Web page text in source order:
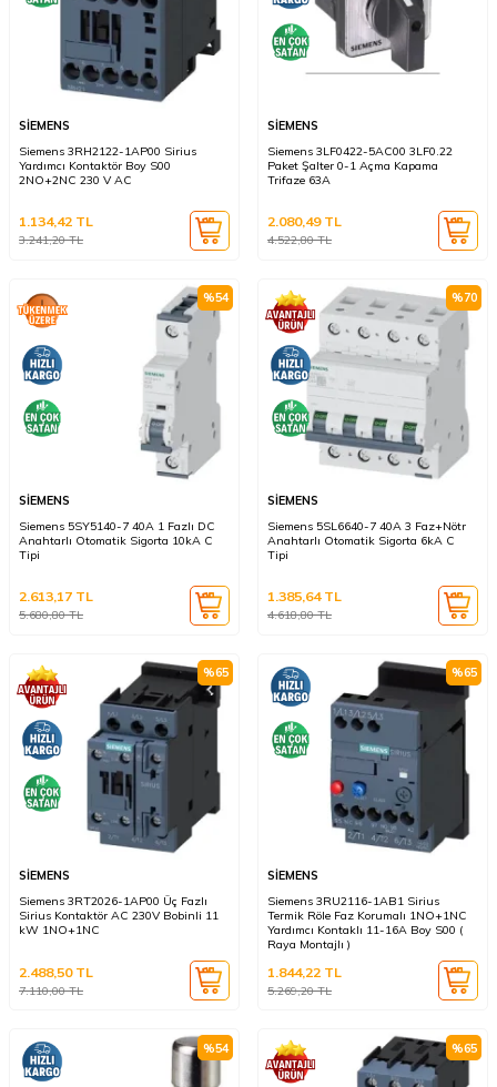
SİEMENS
Siemens 3RH2122-1AP00 Sirius
Yardımcı Kontaktör Boy S00
2NO+2NC 230 V AC
3.241,20TL
1.134,42 TL
SİEMENS
Siemens 3LF0422-5AC00 3LF0.22
Paket Şalter 0-1 Açma Kapama
Trifaze 63A
4.522,80TL
2.080,49TL
%54
SİEMENS
Siemens 5SY5140-7 40A 1 Fazlı DC
Anahtarlı Otomatik Sigorta 10kA C
Tipi
5.680,80TL
2.613,17 TL
%70
SİEMENS
Siemens 5SL6640-7 40A 3 Faz+Nötr
Anahtarlı Otomatik Sigorta 6kA C
Tipi
4.618,80TL
1.385,64TL
%65
SİEMENS
Siemens 3RT2026-1AP00 Üç Fazlı
Sirius Kontaktör AC 230V Bobinli 11
kW 1NO+1NC
7.110,00TL
2.488,50TL
%65
SİEMENS
Siemens 3RU2116-1AB1 Sirius
Termik Röle Faz Korumalı 1NO+1NC
Yardımcı Kontaklı 11-16A Boy S00 (
Raya Montajlı )
5.269,20TL
1.844,22 TL
%54 %65